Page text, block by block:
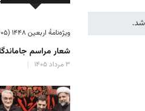
ویژه‌نامهٔ اربعین ۱۴۴۸ (۱۴۰۵) ـ ۳۱
شعار مراسم
۳ مرداد ۱۴۰۵